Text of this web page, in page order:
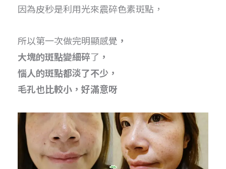
因為皮秒是利用光來震碎色素斑點，
所以第一次做完明顯感覺 ，
大塊的斑點變細碎了 ，
惱人的斑點都淡了不少，
毛孔也比較小，好滿意呀